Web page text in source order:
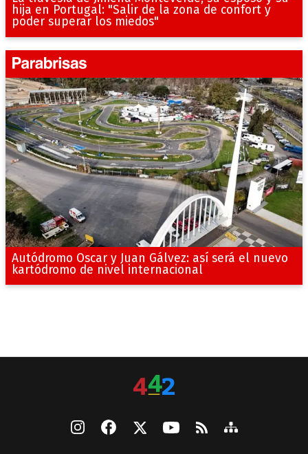
hija en Portugal: "Salir de la zona de confort y
poder superar los miedos"
Autódromo Oscar y Juan Gálvez: así será el nuevo
kartódromo de nivel internacional